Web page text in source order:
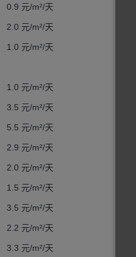
0.9 元/m²/天
2.0 元/m²/天
1.0 元/m²/天
1.0 元/m²/天
3.5 元/m²/天
5.5 元/m²/天
2.9 元/m²/天
2.0 元/m²/天
1.5 元/m²/天
3.5 元/m²/天
2.2 元/m²/天
3.3 元/m²/天